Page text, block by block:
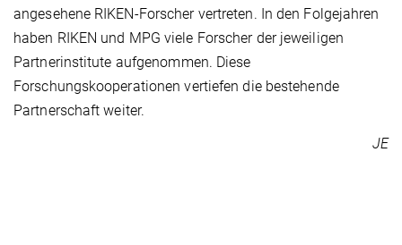
angesehene RIKEN-Forscher vertreten. In den Folgejahren
haben RIKEN und MPG viele Forscher der jeweiligen
Partnerinstitute aufgenommen. Diese
Forschungskooperationen vertiefen die bestehende
Partnerschaft weiter.
JE